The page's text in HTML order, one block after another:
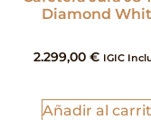
Diamond
2.299,00 € IGIC
Añadir al